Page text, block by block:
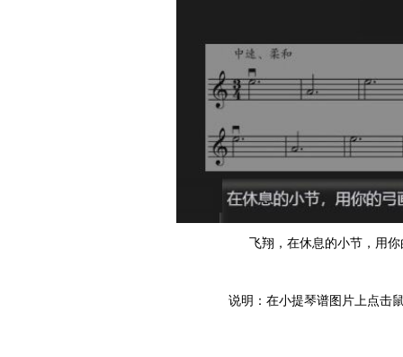
飞翔，在休息的小节，用
说明：在小提琴谱图片上点击